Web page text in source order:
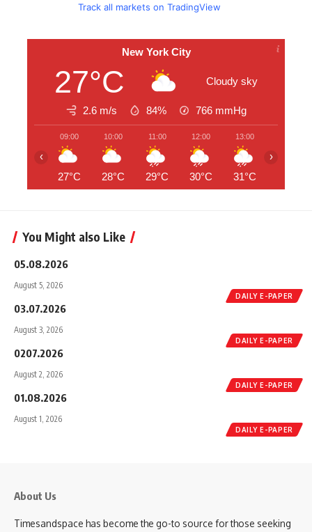
Track all markets on TradingView
New York City
27°C Cloudy sky
2.6 m/s 84% 766 mmHg
09:00
27°C
10:00
28°C
11:00
29°C
12:00
30°C
13:00
31°C
‹ ›
You Might also Like
DAILY E-PAPER
05.08.2026
August 5, 2026
DAILY E-PAPER
03.07.2026
August 3, 2026
DAILY E-PAPER
0207.2026
August 2, 2026
DAILY E-PAPER
01.08.2026
August 1, 2026
About Us
Timesandspace has become the go-to source for those seeking